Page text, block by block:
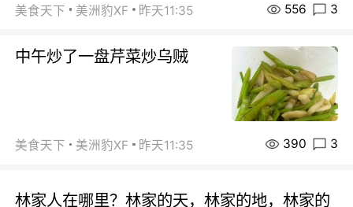
美食天下 美洲豹XF 昨天11:35 556 3
中午炒了一盘芹菜炒乌贼
美食天下 美洲豹XF 昨天11:35 390 3
林家人在哪里？林家的天，林家的地，林家的